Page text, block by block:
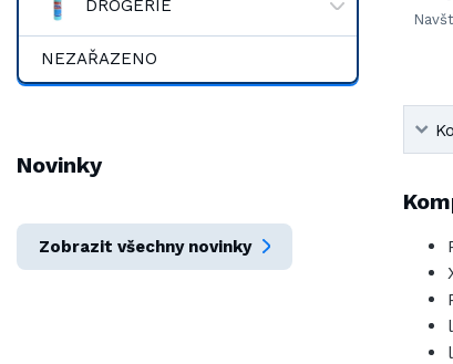
DROGERIE
NEZAŘAZENO
Novinky
Zobrazit všechny novinky